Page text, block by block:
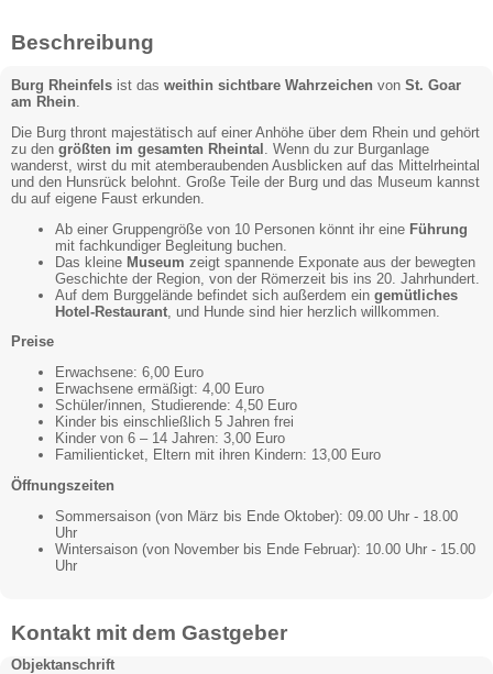
Beschreibung
Burg Rheinfels ist das weithin sichtbare Wahrzeichen von St. Goar
am Rhein.
Die Burg thront majestätisch auf einer Anhöhe über dem Rhein und gehört
zu den größten im gesamten Rheintal
. Wenn du zur Burganlage
wanderst, wirst du mit atemberaubenden Ausblicken auf das Mittelrheintal
und den Hunsrück belohnt. Große Teile der Burg und das Museum kannst
du auf eigene Faust erkunden.
Ab einer Gruppengröße von 10 Personen könnt ihr eine Führung
mit fachkundiger Begleitung buchen.
Das kleine Museum zeigt spannende Exponate aus der bewegten
Geschichte der Region, von der Römerzeit bis ins 20. Jahrhundert.
Auf dem Burggelände befindet sich außerdem ein gemütliches
Hotel-Restaurant , und Hunde sind hier herzlich willkommen.
Preise
Erwachsene: 6,00 Euro
Erwachsene ermäßigt: 4,00 Euro
Schüler/innen, Studierende: 4,50 Euro
Kinder bis einschließlich 5 Jahren frei
Kinder von 6 – 14 Jahren: 3,00 Euro
Familienticket, Eltern mit ihren Kindern: 13,00 Euro
Öffnungszeiten
Sommersaison (von März bis Ende Oktober): 09.00 Uhr - 18.00
Uhr
Wintersaison (von November bis Ende Februar): 10.00 Uhr - 15.00
Uhr
Kontakt mit dem Gastgeber
Objektanschrift